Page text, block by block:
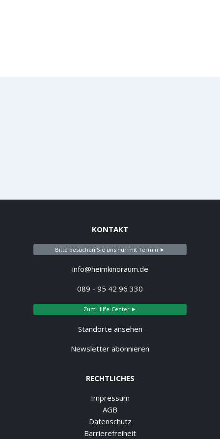
KONTAKT
Bitte besuchen Sie uns nur mit Termin ►
info@heimkinoraum.de
089 - 95 42 96 330
Zum Hilfe-Center ►
Standorte ansehen
Newsletter abonnieren
RECHTLICHES
Impressum
AGB
Datenschutz
Barrierefreiheit